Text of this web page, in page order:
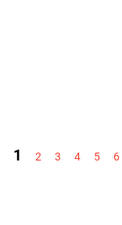
1 2 3 4 5 6